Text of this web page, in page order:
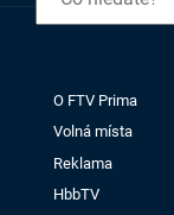
O FTV Prima
Volná místa
Reklama
HbbTV